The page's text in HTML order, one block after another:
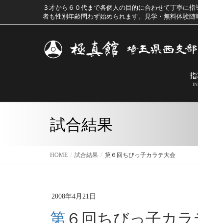
３才から６０代まで各個人の目的に合わせて丁寧に
者も性別年齢問わず始められます。見学・無料体験随
試合結果
HOME 試合結果 第６回ちびっ子カラテ大会
2008年4月21日
第６回ちびっ子カ